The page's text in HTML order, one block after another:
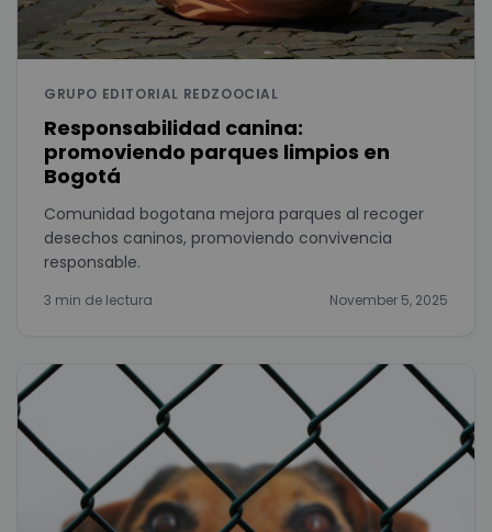
GRUPO EDITORIAL REDZOOCIAL
Responsabilidad canina:
promoviendo parques limpios en
Bogotá
Comunidad bogotana mejora parques al recoger
desechos caninos, promoviendo convivencia
responsable.
3 min de lectura November 5, 2025